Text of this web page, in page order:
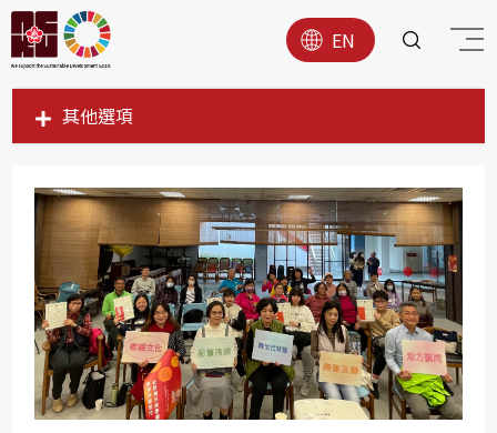
EN
其他選項
SDG1
SDG3
SDG4
SDG5
SDG6
SDG7
SDG8